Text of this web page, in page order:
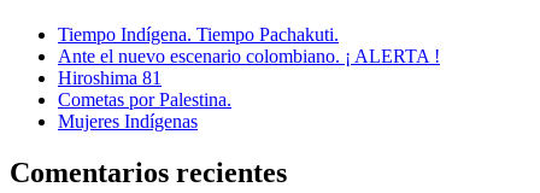
Tiempo Indígena. Tiempo Pachakuti.
Ante el nuevo escenario colombiano. ¡ ALERTA !
Hiroshima 81
Cometas por Palestina.
Mujeres Indígenas
Comentarios recientes